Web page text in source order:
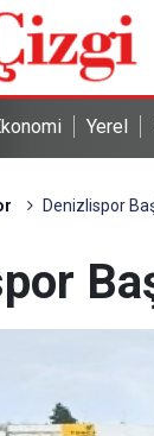
Yerel
Denizlispor